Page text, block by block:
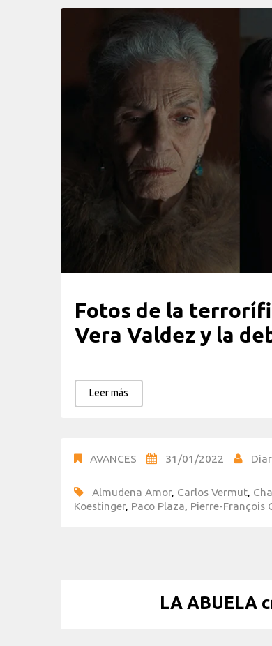
Fotos de la
Vera Valdez y la
Leer más
AVANCES 31/01/2022
Almudena Amor, Carlos Vermut,
Koestinger, Paco Plaza, Pierre-François
LA ABUELA